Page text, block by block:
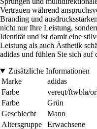
Vertrauen während
Branding und
nicht nur Ihre Leistung,
Identität und ist damit eine
Leistung als auch Ästhetik
adidas und fühlen Sie sich auf
Zusätzliche Informationen
Marke
adidas
Farbe
vereqt/ftwbla/
Farbe
Grün
Geschlecht
Mann
Altersgruppe
Erwachsene